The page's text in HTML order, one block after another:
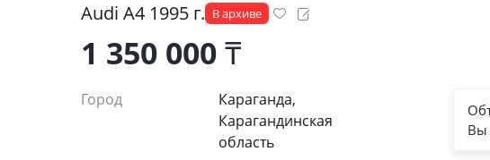
Audi A4 1995 г. В архиве
1 350 000₸
Город
Караганда,
Карагандинская
область
Вы